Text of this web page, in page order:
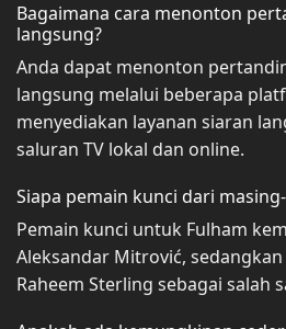
Bagaimana cara menonton
langsung?
Anda dapat menonton
langsung melalui beberapa
menyediakan layanan siaran
saluran TV lokal dan online.
Siapa pemain kunci dari
Pemain kunci untuk Fulham
Aleksandar Mitrović,
Raheem Sterling sebagai salah